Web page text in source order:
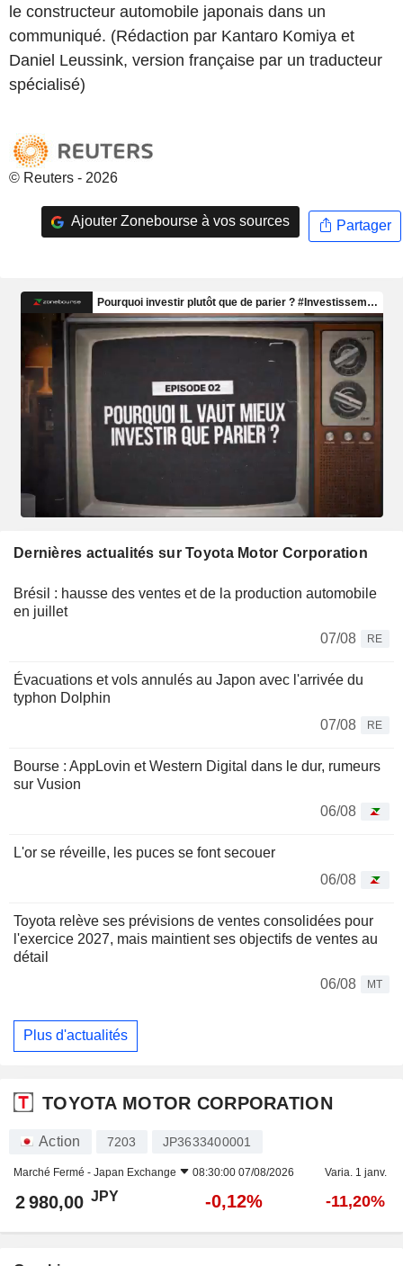
le constructeur automobile japonais dans un
communiqué. (Rédaction par Kantaro Komiya et
Daniel Leussink, version française par un traducteur
spécialisé)
© Reuters - 2026
Ajouter Zonebourse à vos sources Partager
Dernières actualités sur Toyota Motor Corporation
Brésil : hausse des ventes et de la production automobile
en juillet
07/08
RE
Évacuations et vols annulés au Japon avec l'arrivée du
typhon Dolphin
07/08
RE
Bourse : AppLovin et Western Digital dans le dur, rumeurs
sur Vusion
06/08
L'or se réveille, les puces se font secouer
06/08
Toyota relève ses prévisions de ventes consolidées pour
l'exercice 2027, mais maintient ses objectifs de ventes au
détail
06/08
MT
Plus d'actualités
TOYOTA MOTOR CORPORATION
Action 7203 JP3633400001
Marché Fermé - Japan Exchange 08:30:00 07/08/2026 Varia. 1 janv.
2 980,00 JPY -0,12% -11,20%